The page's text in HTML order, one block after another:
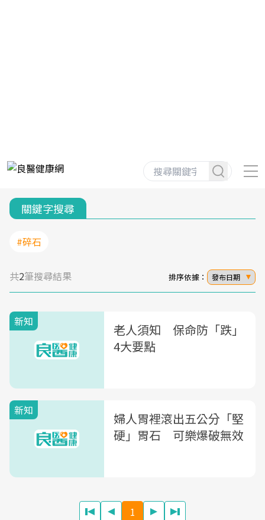
關鍵字搜尋
#碎石
共2筆搜尋結果 排序依據： 發布日期
新知
老人須知 保命防「跌」
4大要點
新知
婦人胃裡滾出五公分「堅
硬」胃石 可樂爆破無效
1